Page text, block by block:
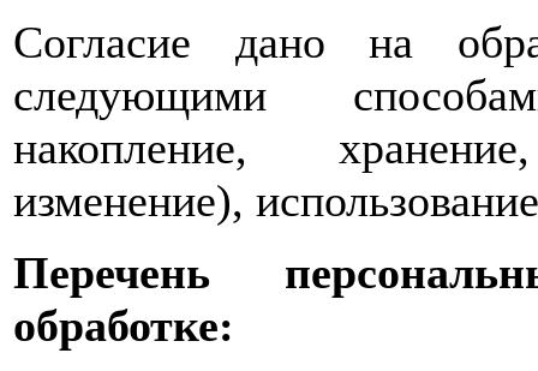
Согласие дано на
следующими
накопление,
изменение),
Перечень
обработке: